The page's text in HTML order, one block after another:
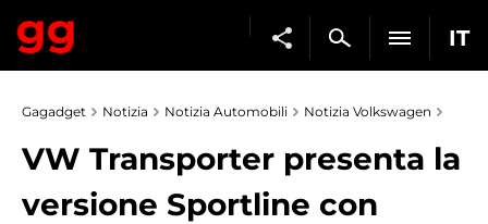
IT
Gagadget Notizia Notizia Automobili Notizia Volkswagen
VW Transporter presenta la
versione Sportline con